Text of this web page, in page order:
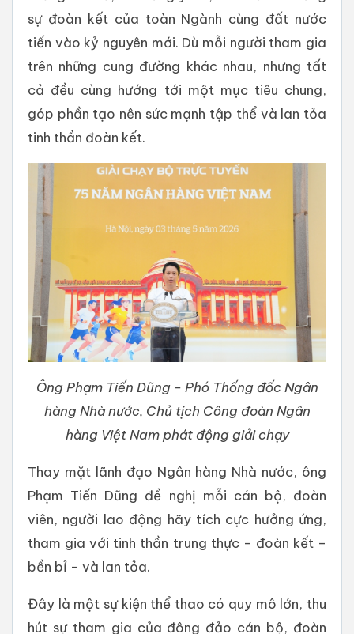
sự đoàn kết của toàn Ngành cùng đất nước
tiến vào kỷ nguyên mới. Dù mỗi người tham gia
trên những cung đường khác nhau, nhưng tất
cả đều cùng hướng tới một mục tiêu chung,
góp phần tạo nên sức mạnh tập thể và lan tỏa
tinh thần đoàn kết.
Ông Phạm Tiến Dũng - Phó Thống đốc Ngân
hàng Nhà nước, Chủ tịch Công đoàn Ngân
hàng Việt Nam phát động giải chạy
Thay mặt lãnh đạo Ngân hàng Nhà nước, ông
Phạm Tiến Dũng đề nghị mỗi cán bộ, đoàn
viên, người lao động hãy tích cực hưởng ứng,
tham gia với tinh thần trung thực – đoàn kết –
bền bỉ – và lan tỏa.
Đây là một sự kiện thể thao có quy mô lớn, thu
hút sự tham gia của đông đảo cán bộ, đoàn